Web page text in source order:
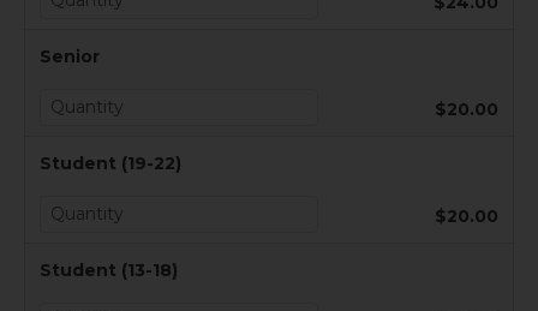
Senior
$20.00
Student (19-22)
$20.00
Student (13-18)